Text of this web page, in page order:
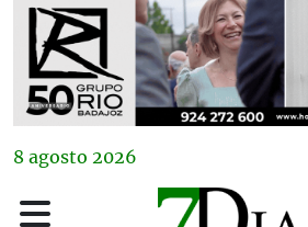
8 agosto 2026